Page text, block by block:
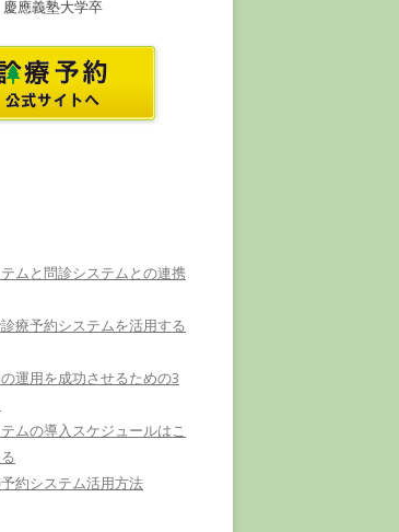
慶應義塾大学卒
ムと問診システムとの連携
療予約システムを活用する
運用を成功させるための3
ムの導入スケジュールはこ
約システム活用方法